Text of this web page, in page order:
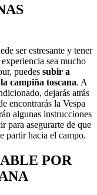
ser estresante y tener
sea mucho
puedes subir a
campiña toscana. A
dejarás atrás
encontrarás la Vespa
algunas instrucciones
para asegurarte de que
partir hacia el campo.
POR